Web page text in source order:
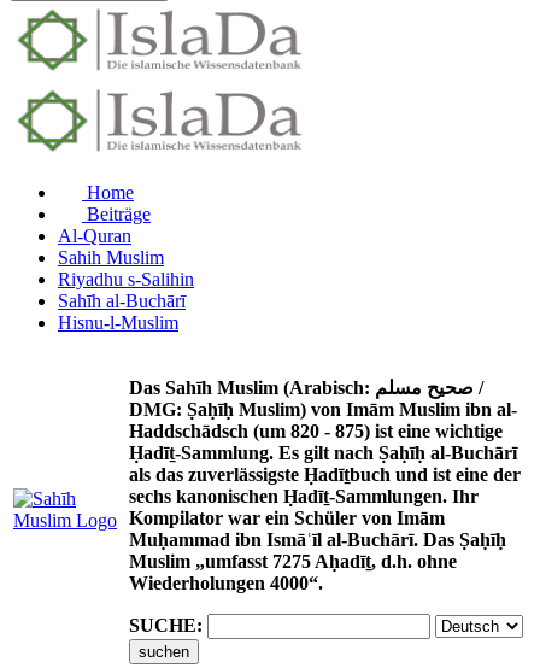
Home
Beiträge
Al-Quran
Sahih Muslim
Riyadhu s-Salihin
Sahīh al-Buchārī
Hisnu-l-Muslim
Das Sahīh Muslim (Arabisch: صحيح مسلم /
DMG: Ṣaḥīḥ Muslim) von Imām Muslim ibn al-
Haddschādsch (um 820 - 875) ist eine wichtige
Ḥadīṯ-Sammlung. Es gilt nach Ṣaḥīḥ al-Buchārī
als das zuverlässigste Ḥadīṯbuch und ist eine der
sechs kanonischen Ḥadīṯ-Sammlungen. Ihr
Kompilator war ein Schüler von Imām
Muḥammad ibn Ismāʿīl al-Buchārī. Das Ṣaḥīḥ
Muslim „umfasst 7275 Aḥadīṯ, d.h. ohne
Wiederholungen 4000“.
SUCHE: